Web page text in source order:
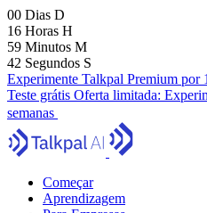
00 Dias D
16 Horas H
59 Minutos M
41 Segundos S
Experimente Talkpal Premium por
Teste grátis Oferta limitada:
semanas
Começar
Aprendizagem